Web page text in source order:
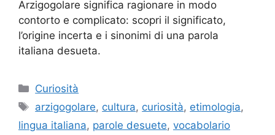
Arzigogolare significa ragionare in modo
contorto e complicato: scopri il significato,
l’origine incerta e i sinonimi di una parola
italiana desueta.
Categorie
Curiosità
Tag
arzigogolare, cultura, curiosità, etimologia,
lingua italiana, parole desuete, vocabolario